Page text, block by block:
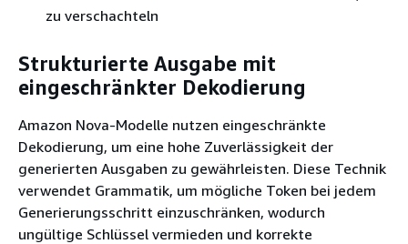
zu verschachteln
Strukturierte Ausgabe mit
eingeschränkter Dekodierung
Amazon Nova-Modelle nutzen eingeschränkte
Dekodierung, um eine hohe Zuverlässigkeit der
generierten Ausgaben zu gewährleisten. Diese Technik
verwendet Grammatik, um mögliche Token bei jedem
Generierungsschritt einzuschränken, wodurch
ungültige Schlüssel vermieden und korrekte